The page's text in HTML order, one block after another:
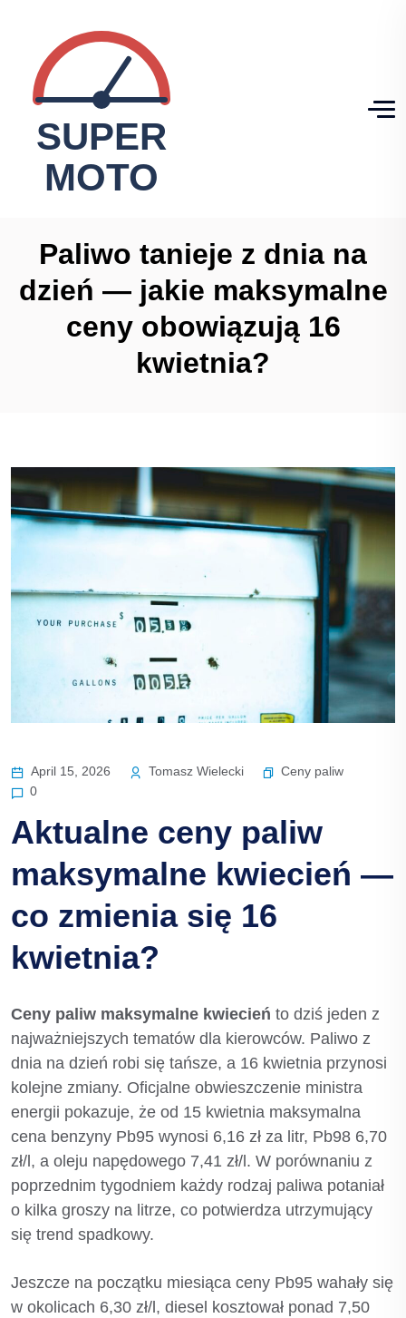
Paliwo tanieje z dnia na
dzień — jakie maksymalne
ceny obowiązują 16
kwietnia?
April 15, 2026 Tomasz Wielecki
Ceny paliw
0
Aktualne ceny paliw
maksymalne kwiecień —
co zmienia się 16
kwietnia?
Ceny paliw maksymalne kwiecień to dziś jeden z
najważniejszych tematów dla kierowców. Paliwo z
dnia na dzień robi się tańsze, a 16 kwietnia przynosi
kolejne zmiany. Oficjalne obwieszczenie ministra
energii pokazuje, że od 15 kwietnia maksymalna
cena benzyny Pb95 wynosi 6,16 zł za litr, Pb98 6,70
zł/l, a oleju napędowego 7,41 zł/l. W porównaniu z
poprzednim tygodniem każdy rodzaj paliwa potaniał
o kilka groszy na litrze, co potwierdza utrzymujący
się trend spadkowy.
Jeszcze na początku miesiąca ceny Pb95 wahały się
w okolicach 6,30 zł/l, diesel kosztował ponad 7,50